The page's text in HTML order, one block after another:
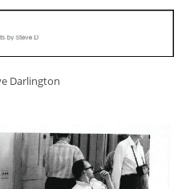
Darlington